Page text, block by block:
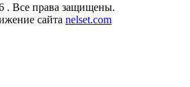
. Все права защищены.
сайта nelset.com